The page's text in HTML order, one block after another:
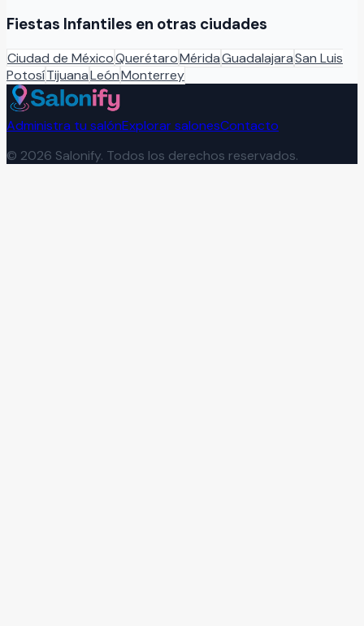
Fiestas Infantiles en otras ciudades
Ciudad de MéxicoQuerétaroMéridaGuadalajaraSan Luis
PotosíTijuanaLeónMonterrey
Administra tu salónExplorar salonesContacto
© 2026 Salonify. Todos los derechos reservados.